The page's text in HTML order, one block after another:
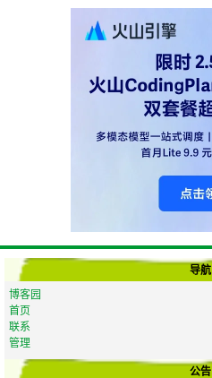
导航
博客园
首页
联系
管理
公告